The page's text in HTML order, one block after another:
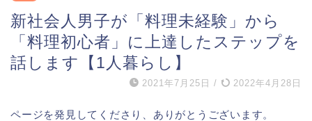
新社会人男子が「料理未経験」から
「料理初心者」に上達したステップを
話します【1人暮らし】
2021年7月25日 / 2022年4月28日
ページを発見してくださり、ありがとうございます。